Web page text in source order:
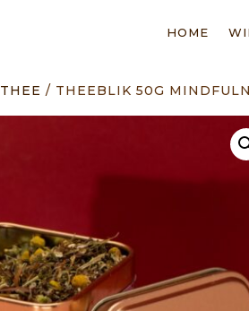
HOME
THEE / THEEBLIK 50G